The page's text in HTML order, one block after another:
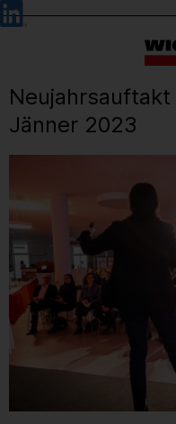
Barrierefreie
Bedienung
Sprachauswahl
Jänner 2023